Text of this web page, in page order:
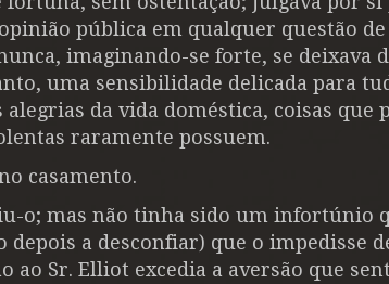
pública em qualquer questão
imaginando-se forte, se deixava
uma sensibilidade delicada para
da vida doméstica, coisas que
raramente possuem.
casamento.
o; mas não tinha sido um infortúnio
a desconfiar) que o impedisse
ao Sr. Elliot excedia a aversão que